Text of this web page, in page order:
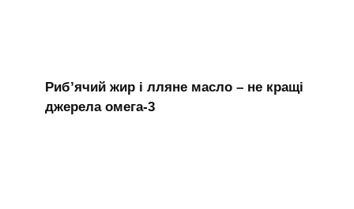
Риб’ячий жир і лляне масло – не кращі
джерела омега-3